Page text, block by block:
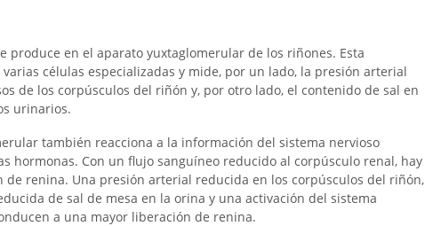
produce en el aparato yuxtaglomerular de los riñones. Esta
células especializadas y mide, por un lado, la presión arterial
de los corpúsculos del riñón y, por otro lado, el contenido de sal en
urinarios.
también reacciona a la información del sistema nervioso
hormonas. Con un flujo sanguíneo reducido al corpúsculo renal, hay
de renina. Una presión arterial reducida en los corpúsculos del riñón,
de sal de mesa en la orina y una activación del sistema
a una mayor liberación de renina.